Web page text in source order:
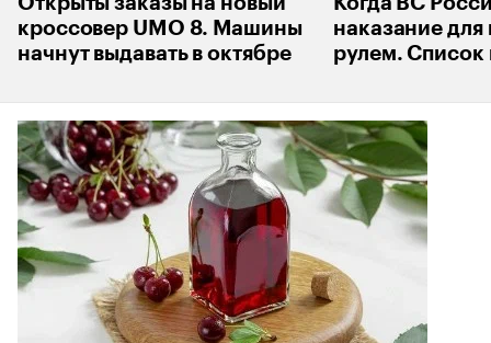
кроссовер UMO 8. Машины
начнут выдавать в октябре
наказание для
рулем.